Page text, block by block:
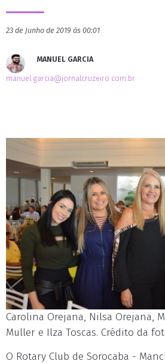
23 de Junho de 2019 às 00:01
MANUEL GARCIA
manuel.garcia@jornalcruzeiro.com.br
Carolina Orejana, Nilsa Orejana,
Muller e Ilza Toscas. Crédito da
O Rotary Club de Sorocaba -